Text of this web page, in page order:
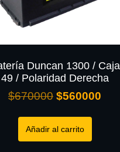
Duncan 1300 / Caja
49 / Polaridad Derecha
$670000 $560000
Añadir al carrito